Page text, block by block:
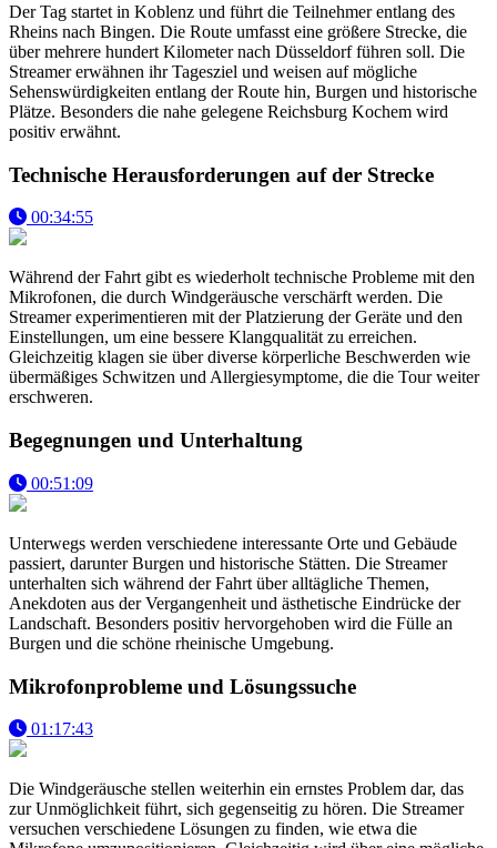
Der Tag startet in Koblenz und führt die Teilnehmer entlang des
Rheins nach Bingen. Die Route umfasst eine größere Strecke, die
über mehrere hundert Kilometer nach Düsseldorf führen soll. Die
Streamer erwähnen ihr Tagesziel und weisen auf mögliche
Sehenswürdigkeiten entlang der Route hin, Burgen und historische
Plätze. Besonders die nahe gelegene Reichsburg Kochem wird
positiv erwähnt.
Technische Herausforderungen auf der Strecke
00:34:55
Während der Fahrt gibt es wiederholt technische Probleme mit den
Mikrofonen, die durch Windgeräusche verschärft werden. Die
Streamer experimentieren mit der Platzierung der Geräte und den
Einstellungen, um eine bessere Klangqualität zu erreichen.
Gleichzeitig klagen sie über diverse körperliche Beschwerden wie
übermäßiges Schwitzen und Allergiesymptome, die die Tour weiter
erschweren.
Begegnungen und Unterhaltung
00:51:09
Unterwegs werden verschiedene interessante Orte und Gebäude
passiert, darunter Burgen und historische Stätten. Die Streamer
unterhalten sich während der Fahrt über alltägliche Themen,
Anekdoten aus der Vergangenheit und ästhetische Eindrücke der
Landschaft. Besonders positiv hervorgehoben wird die Fülle an
Burgen und die schöne rheinische Umgebung.
Mikrofonprobleme und Lösungssuche
01:17:43
Die Windgeräusche stellen weiterhin ein ernstes Problem dar, das
zur Unmöglichkeit führt, sich gegenseitig zu hören. Die Streamer
versuchen verschiedene Lösungen zu finden, wie etwa die